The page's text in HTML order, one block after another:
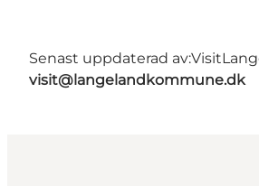
Senast uppdaterad av:
visit@langelandkommune.dk